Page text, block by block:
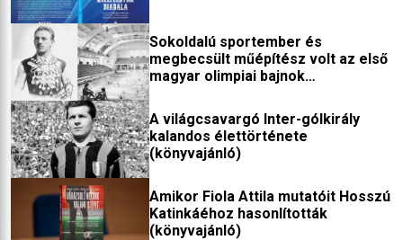
Sokoldalú sportember és
megbecsült műépítész volt az első
magyar olimpiai bajnok
(könyvajánló)
A világcsavargó Inter-gólkirály
kalandos élettörténete
(könyvajánló)
Amikor Fiola Attila mutatóit Hosszú
Katinkáéhoz hasonlították
(könyvajánló)